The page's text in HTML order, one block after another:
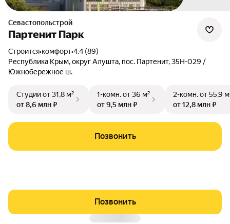
Севастопольстрой
Партенит Парк
Строится•комфорт•4.4 (89)
Республика Крым,округ Алушта, пос. Партенит,35Н-029 /
Южнобережное ш.
Студииот 31,8 м²
от 8,6 млн ₽
1-комн.от 36 м²
от 9,5 млн ₽
2-комн.от 55,9
от 12,8 млн ₽
Позвонить
Позвонить